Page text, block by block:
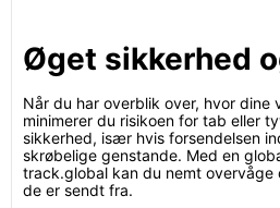
Øget sikkerhed
Når du har overblik over, hvor dine
minimerer du risikoen for tab eller
sikkerhed, især hvis forsendelsen
skrøbelige genstande. Med en
track.global kan du nemt overvåge
de er sendt fra.